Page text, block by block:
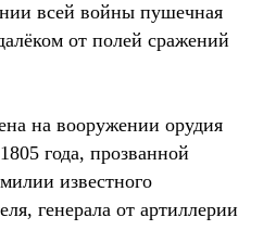
всей войны пушечная
от полей сражений
на вооружении орудия
года, прозванной
известного
генерала от артиллерии